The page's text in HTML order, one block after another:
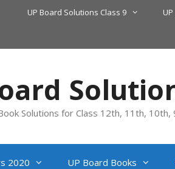
UP Board Solutions Class 9
Solutions for Class 12th, 11th,
2020 UP Board Books